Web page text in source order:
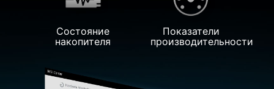
Состояние
накопителя
Показатели
производительности